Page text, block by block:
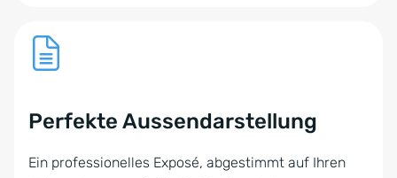
Perfekte Aussendarstellung
Ein professionelles Exposé, abgestimmt auf Ihren